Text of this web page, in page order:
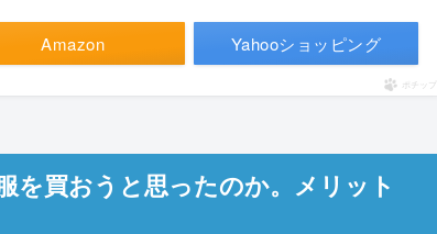
Amazon Yahooショッピング
ポチップ
を買おうと思ったのか。メリット